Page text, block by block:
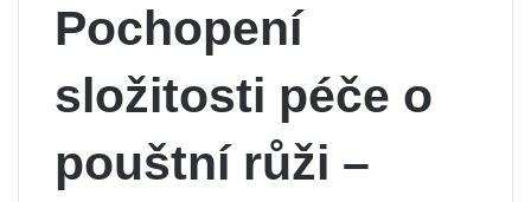
Pochopení
složitosti péče o
pouštní růži –